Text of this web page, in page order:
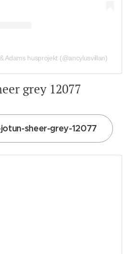
Adams husprojekt (@ancylusvillan)
grey 12077
sheer-grey-12077